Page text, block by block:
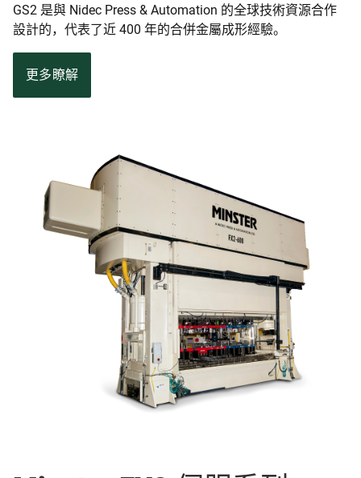
GS2 是與 Nidec Press & Automation 的全球技術資源合作
設計的，代表了近 400 年的合併金屬成形經驗。
更多瞭解